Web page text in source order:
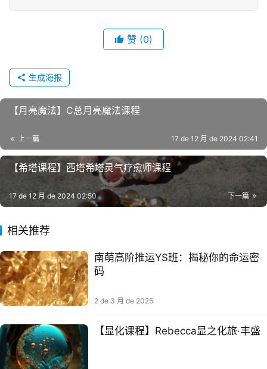
赞 (0)
生成海报
【月亮魔法】C‮月总‬亮魔法课程
上一篇 17 de 12 月 de 2024 02:41
【希‮课塔‬程】西塔希塔灵‮疗气‬愈师课程
下一篇
17 de 12 月 de 2024 02:50
相关推荐
南萌高阶推运YS班：揭秘你的命运密
码
2 de 3 月 de 2025
【显化课程】Rebecca显之化‬旅·丰盛